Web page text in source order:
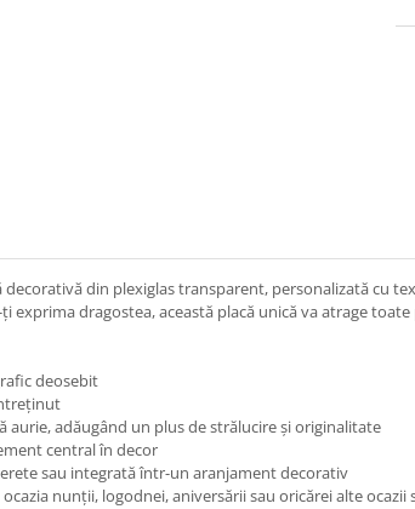
din plexiglas transparent, personalizată cu
dragostea, această placă unică va atrage
deosebit
adăugând un plus de strălucire și originalitate
central în decor
sau integrată într-un aranjament decorativ
nunții, logodnei, aniversării sau oricărei alte ocazii